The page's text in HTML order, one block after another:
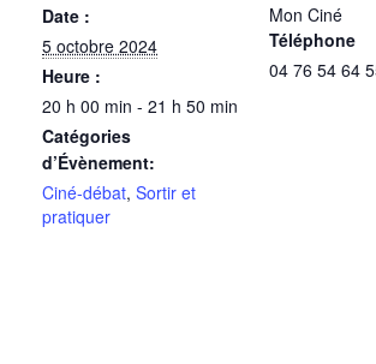
Date :
5 octobre 2024
Heure :
20 h 00 min - 21 h 50 min
Catégories
d’Évènement:
Ciné-débat, Sortir et
pratiquer
Mon Ciné
Téléphone
04 76 54 64